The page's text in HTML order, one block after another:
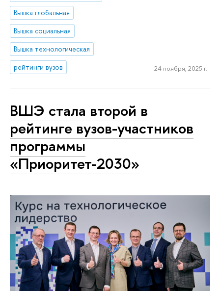
Вышка глобальная
Вышка социальная
Вышка технологическая
рейтинги вузов
24 ноября, 2025 г.
ВШЭ стала второй в
рейтинге вузов-участников
программы
«Приоритет-2030»